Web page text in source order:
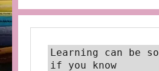
Learning can be